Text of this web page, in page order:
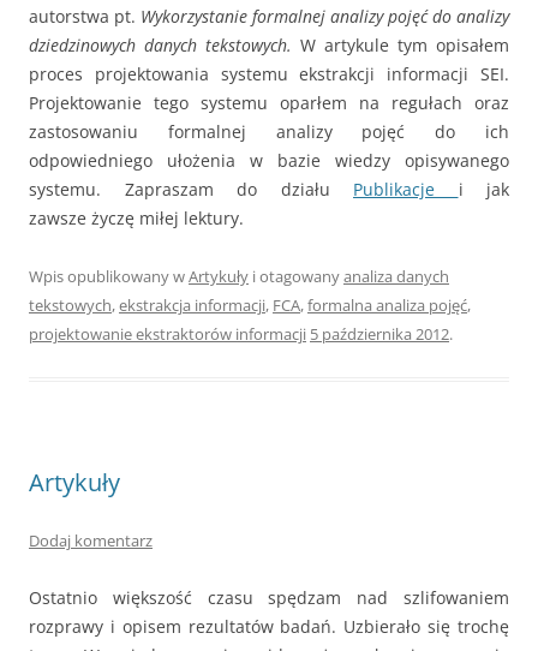
autorstwa pt. Wykorzystanie formalnej analizy pojęć do analizy
dziedzinowych danych tekstowych. W artykule tym opisałem
proces projektowania systemu ekstrakcji informacji SEI.
Projektowanie tego systemu oparłem na regułach oraz
zastosowaniu formalnej analizy pojęć do ich
odpowiedniego ułożenia w bazie wiedzy opisywanego
systemu. Zapraszam do działu Publikacje i jak
zawsze życzę miłej lektury.
Wpis opublikowany wArtykuły i otagowanyanaliza danych
tekstowych,ekstrakcja informacji, FCA,formalna analiza pojęć,
projektowanie ekstraktorów informacji 5 października 2012.
Artykuły
Dodaj komentarz
Ostatnio większość czasu spędzam nad szlifowaniem
rozprawy i opisem rezultatów badań. Uzbierało się trochę